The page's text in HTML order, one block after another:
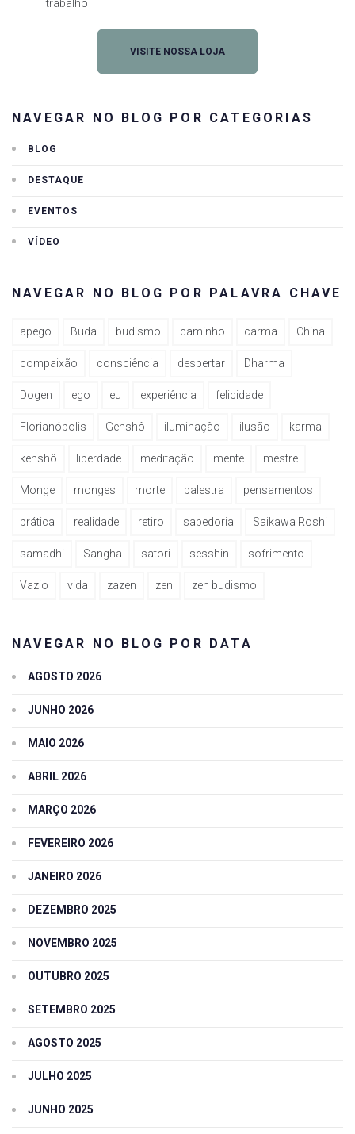
trabalho
VISITE NOSSA LOJA
NAVEGAR NO BLOG POR CATEGORIAS
BLOG
DESTAQUE
EVENTOS
VÍDEO
NAVEGAR NO BLOG POR PALAVRA CHAVE
apego Buda budismo caminho carma China
compaixão consciência despertar Dharma
Dogen ego eu experiência felicidade
Florianópolis Genshô iluminação ilusão karma
kenshô liberdade meditação mente mestre
Monge monges morte palestra pensamentos
prática realidade retiro sabedoria Saikawa Roshi
samadhi Sangha satori sesshin sofrimento
Vazio vida zazen zen zen budismo
NAVEGAR NO BLOG POR DATA
AGOSTO 2026
JUNHO 2026
MAIO 2026
ABRIL 2026
MARÇO 2026
FEVEREIRO 2026
JANEIRO 2026
DEZEMBRO 2025
NOVEMBRO 2025
OUTUBRO 2025
SETEMBRO 2025
AGOSTO 2025
JULHO 2025
JUNHO 2025